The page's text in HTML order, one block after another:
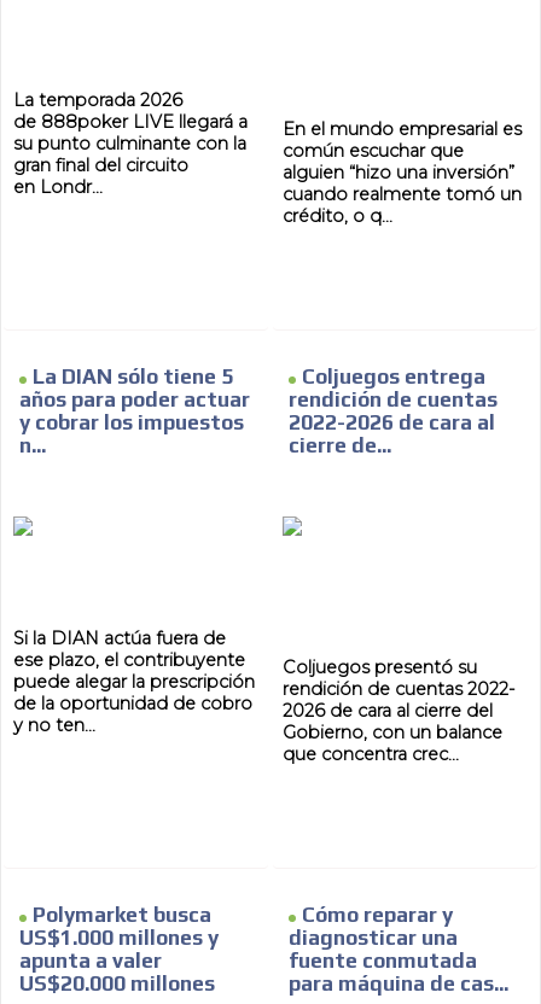
La temporada 2026
de 888poker LIVE llegará a
su punto culminante con la
gran final del circuito
en Londr...
En el mundo empresarial es
común escuchar que
alguien “hizo una inversión”
cuando realmente tomó un
crédito, o q...
La DIAN sólo tiene 5
años para poder actuar
y cobrar los impuestos
n...
Si la DIAN actúa fuera de
ese plazo, el contribuyente
puede alegar la prescripción
de la oportunidad de cobro
y no ten...
Coljuegos entrega
rendición de cuentas
2022-2026 de cara al
cierre de...
Coljuegos presentó su
rendición de cuentas 2022-
2026 de cara al cierre del
Gobierno, con un balance
que concentra crec...
Polymarket busca
US$1.000 millones y
apunta a valer
US$20.000 millones
Cómo reparar y
diagnosticar una
fuente conmutada
para máquina de cas...